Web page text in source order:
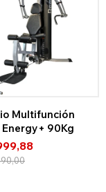
Multifunción
Energy+ 90Kg